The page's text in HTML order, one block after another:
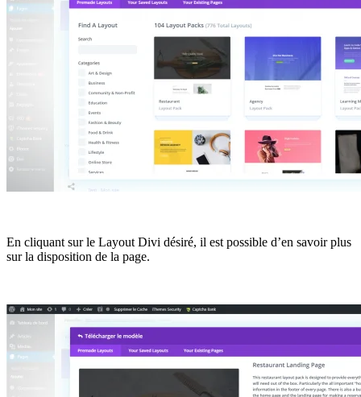
En cliquant sur le Layout Divi désiré, il est possible d’en savoir plus
sur la disposition de la page.